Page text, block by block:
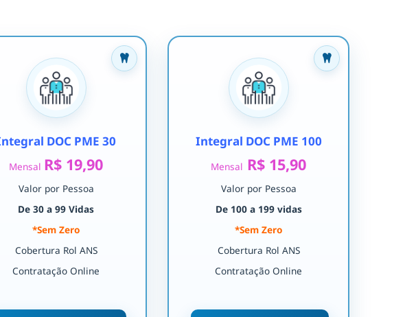
DOC PME 30
Mensal R$ 19,90
Valor por Pessoa
De 30 a 99 Vidas
*Sem Zero
Cobertura Rol ANS
Contratação Online
Integral DOC PME 100
Mensal R$ 15,90
Valor por Pessoa
De 100 a 199 vidas
*Sem Zero
Cobertura Rol ANS
Contratação Online